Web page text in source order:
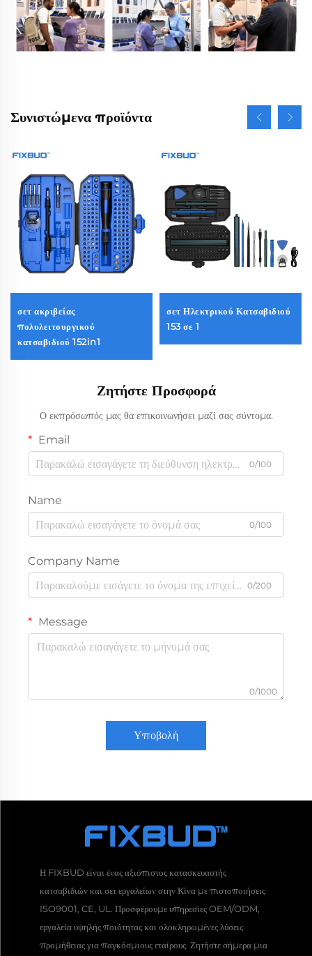
Συνιστώμενα προϊόντα
σετ ακριβείας
πολυλειτουργικού
κατσαβιδιού 152in1
σετ Ηλεκτρικού Κατσαβιδιού
153 σε 1
Ζητήστε Προσφορά
Ο εκπρόσωπός μας θα επικοινωνήσει μαζί σας σύντομα.
Email
0/100
Name
0/100
Company Name
0/200
Message
0/1000
Υποβολή
Η FIXBUD είναι ένας αξιόπιστος κατασκευαστής
κατσαβιδιών και σετ εργαλείων στην Κίνα με πιστοποιήσεις
ISO9001, CE, UL. Προσφέρουμε υπηρεσίες OEM/ODM,
εργαλεία υψηλής ποιότητας και ολοκληρωμένες λύσεις
προμήθειας για παγκόσμιους εταίρους. Ζητήστε σήμερα μια